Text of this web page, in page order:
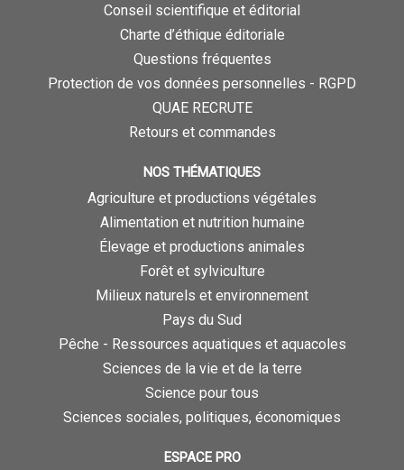
Conseil scientifique et éditorial
Charte d’éthique éditoriale
Questions fréquentes
Protection de vos données personnelles - RGPD
QUAE RECRUTE
Retours et commandes
NOS THÉMATIQUES
Agriculture et productions végétales
Alimentation et nutrition humaine
Élevage et productions animales
Forêt et sylviculture
Milieux naturels et environnement
Pays du Sud
Pêche - Ressources aquatiques et aquacoles
Sciences de la vie et de la terre
Science pour tous
Sciences sociales, politiques, économiques
ESPACE PRO